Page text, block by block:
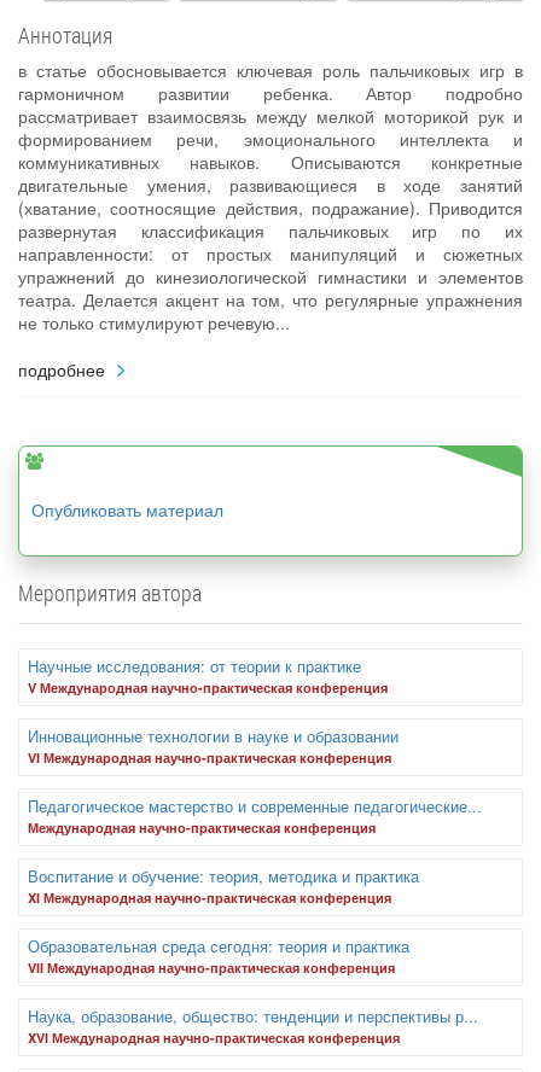
Аннотация
в статье обосновывается ключевая роль пальчиковых игр в
гармоничном развитии ребенка. Автор подробно
рассматривает взаимосвязь между мелкой моторикой рук и
формированием речи, эмоционального интеллекта и
коммуникативных навыков. Описываются конкретные
двигательные умения, развивающиеся в ходе занятий
(хватание, соотносящие действия, подражание). Приводится
развернутая классификация пальчиковых игр по их
направленности: от простых манипуляций и сюжетных
упражнений до кинезиологической гимнастики и элементов
театра. Делается акцент на том, что регулярные упражнения
не только стимулируют речевую...
подробнее
Опубликовать материал
Мероприятия автора
Научные исследования: от теории к практике
V Международная научно-практическая конференция
Инновационные технологии в науке и образовании
VI Международная научно-практическая конференция
Педагогическое мастерство и современные педагогические...
Международная научно-практическая конференция
Воспитание и обучение: теория, методика и практика
XI Международная научно-практическая конференция
Образовательная среда сегодня: теория и практика
VII Международная научно-практическая конференция
Наука, образование, общество: тенденции и перспективы р...
XVI Международная научно-практическая конференция